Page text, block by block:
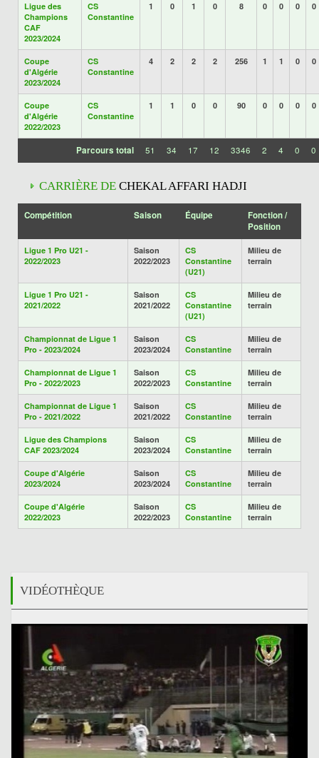
Ligue des
Champions
CAF
2023/2024
CS
Constantine
1 0 1 0 8 0 0 0 0
Coupe
d'Algérie
2023/2024
CS
Constantine
4 2 2 2 256 1 1 0 0
Coupe
d'Algérie
2022/2023
CS
Constantine
1 1 0 0 90 0 0 0 0
Parcours total 51 34 17 12 3346 2 4 0 0
CARRIÈRE DE CHEKAL AFFARI HADJI
Compétition Saison Équipe
Fonction /
Position
Ligue 1 Pro U21 -
2022/2023
Saison
2022/2023
CS
Constantine
(U21)
Milieu de
terrain
Ligue 1 Pro U21 -
2021/2022
Saison
2021/2022
CS
Constantine
(U21)
Milieu de
terrain
Championnat de Ligue 1
Pro - 2023/2024
Saison
2023/2024
CS
Constantine
Milieu de
terrain
Championnat de Ligue 1
Pro - 2022/2023
Saison
2022/2023
CS
Constantine
Milieu de
terrain
Championnat de Ligue 1
Pro - 2021/2022
Saison
2021/2022
CS
Constantine
Milieu de
terrain
Ligue des Champions
CAF 2023/2024
Saison
2023/2024
CS
Constantine
Milieu de
terrain
Coupe d'Algérie
2023/2024
Saison
2023/2024
CS
Constantine
Milieu de
terrain
Coupe d'Algérie
2022/2023
Saison
2022/2023
CS
Constantine
Milieu de
terrain
VIDÉOTHÈQUE